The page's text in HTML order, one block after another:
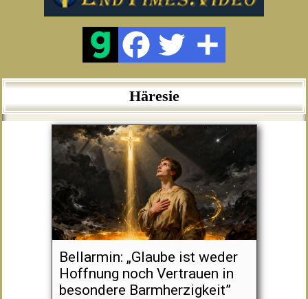
Häresie
Bellarmin: „Glaube ist weder
Hoffnung noch Vertrauen in
besondere Barmherzigkeit”